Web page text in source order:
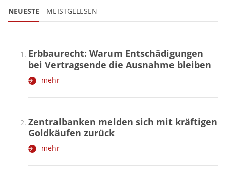
NEUESTE MEISTGELESEN
Erbbaurecht: Warum Entschädigungen
bei Vertragsende die Ausnahme bleiben
mehr
Zentralbanken melden sich mit kräftigen
Goldkäufen zurück
mehr